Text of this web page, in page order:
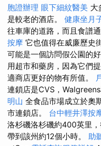
胞證辦理 眼下細紋醫美 大
是較老的酒店。 健康坐月
往車庫的道路，而且食譜
按摩 它也值得在威廉歷史
可能是一個訪問假公園的
用超市和藥房，因為它們
適商店更好的物有所值。
連鎖店是CVS，
明山 全食品市場成立於奧
市連鎖店。 台中輕井澤按
洛杉磯洛杉磯約400英里
帶到該州約12個小時。 助